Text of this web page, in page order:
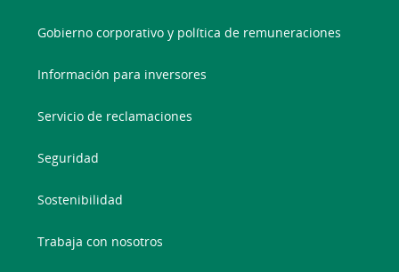
Gobierno corporativo y política de remuneraciones
Información para inversores
Servicio de reclamaciones
Seguridad
Sostenibilidad
Trabaja con nosotros